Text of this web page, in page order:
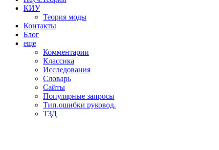
КИУ
Теория моды
Контакты
Блог
еще
Комментарии
Классика
Исследования
Словарь
Сайты
Популярные запросы
Тип.ошибки руковод.
ТЗД